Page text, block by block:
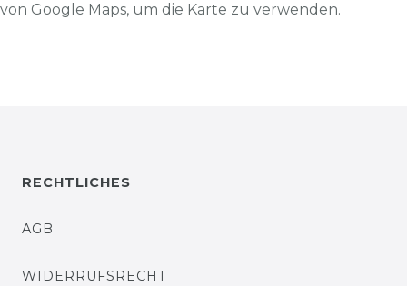
von Google Maps, um die Karte zu verwenden.
RECHTLICHES
AGB
WIDERRUFSRECHT